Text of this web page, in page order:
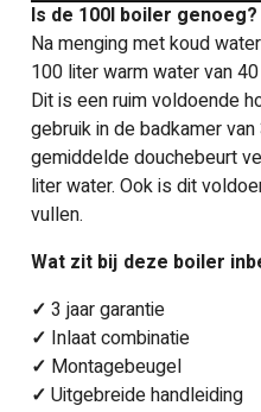
Is de 100l boiler genoeg?
Na menging met koud
100 liter warm water van 40
Dit is een ruim voldoende
gebruik in de badkamer
gemiddelde douchebeurt
liter water. Ook is dit
vullen.
Wat zit bij deze boiler
✓ 3 jaar garantie
✓ Inlaat combinatie
✓ Montagebeugel
✓ Uitgebreide handleiding